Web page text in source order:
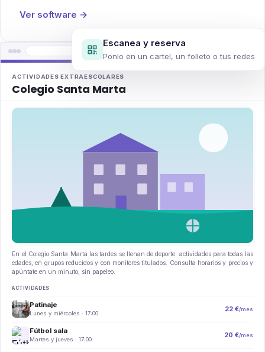
Ver software →
santa-marta.easymanager.app/extraescolares
ACTIVIDADES EXTRAESCOLARES
Colegio Santa Marta
En el Colegio Santa Marta las tardes se llenan de deporte: actividades para todas las
edades, en grupos reducidos y con monitores titulados. Consulta horarios y precios y
apúntate en un minuto, sin papeleo.
ACTIVIDADES
Patinaje
Lunes y miércoles · 17:00
22 €/mes
Fútbol sala
Martes y jueves · 17:00
20 €/mes
Escanea y reserva
Ponlo en un cartel, un folleto o tus redes